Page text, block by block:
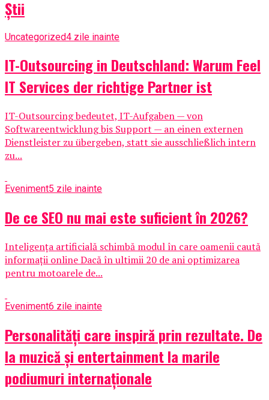
Știi
Uncategorized4 zile inainte
IT-Outsourcing in Deutschland: Warum Feel
IT Services der richtige Partner ist
IT-Outsourcing bedeutet, IT-Aufgaben — von
Softwareentwicklung bis Support — an einen externen
Dienstleister zu übergeben, statt sie ausschließlich intern
zu...
Eveniment5 zile inainte
De ce SEO nu mai este suficient în 2026?
Inteligența artificială schimbă modul în care oamenii caută
informații online Dacă în ultimii 20 de ani optimizarea
pentru motoarele de...
Eveniment6 zile inainte
Personalități care inspiră prin rezultate. De
la muzică și entertainment la marile
podiumuri internaționale